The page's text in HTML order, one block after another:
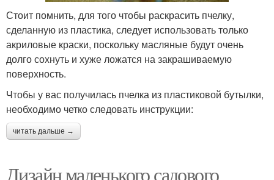
Стоит помнить, для того чтобы раскрасить пчелку,
сделанную из пластика, следует использовать только
акриловые краски, поскольку масляные будут очень
долго сохнуть и хуже ложатся на закрашиваемую
поверхность.
Чтобы у вас получилась пчелка из пластиковой бутылки,
необходимо четко следовать инструкции:
читать дальше →
Дизайн маленького садового